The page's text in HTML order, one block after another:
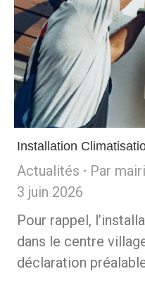
Installation
Actualités Par
3 juin 2026
Pour rappel,
dans le centre
déclaration